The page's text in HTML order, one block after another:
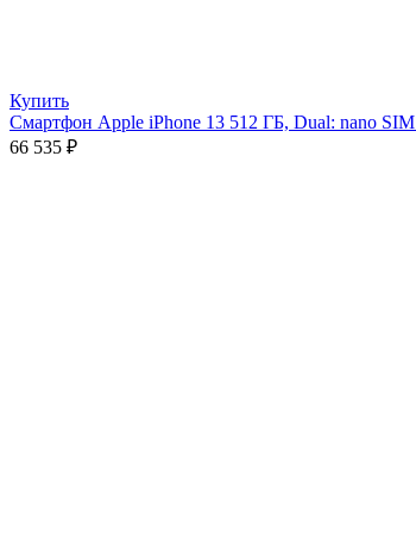
Купить
Смартфон Apple iPhone 13 512 ГБ, Dual: nano
66 535 ₽